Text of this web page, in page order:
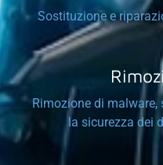
Sostituzione e
Rimozione di malware,
la sicurezza dei